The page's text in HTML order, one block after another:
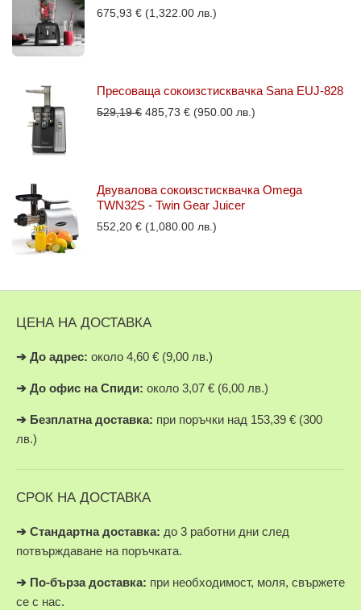
675,93 € (1,322.00 лв.)
Пресоваща сокоизстисквачка Sana EUJ-828
529,19€ Original
485,73 €Текущата
(950.00 лв.)
Двувалова сокоизстисквачка Omega
TWN32S - Twin Gear Juicer
552,20 € (1,080.00 лв.)
ЦЕНА НА ДОСТАВКА
➔ До адрес: около 4,60 € (9,00 лв.)
➔ До офис на Спиди: около 3,07 € (6,00 лв.)
➔ Безплатна доставка: при поръчки над 153,39 € (300
лв.)
СРОК НА ДОСТАВКА
➔ Стандартна доставка: до 3 работни дни след
потвърждаване на поръчката.
➔ По-бърза доставка: при необходимост, моля, свържете
се с нас.